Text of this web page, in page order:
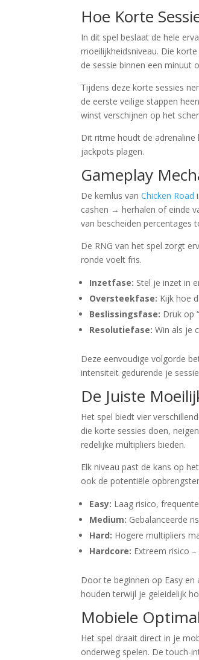
Hoe Korte
In dit spel beslaat de hele
moeilijkheidsniveau. Die
de sessie binnen een minuut
Tijdens deze korte sessies
de eerste veilige stappen
winst verschijnen op het
Dit ritme houdt de
jackpots plagen.
Gameplay
De kernlus vanChicken Road
cashen → herhalen of einde
van bescheiden percentages
De RNG van het spel zorgt
ronde voelt fris.
Inzetfase: Stel je inzet in
Oversteekfase: Kijk hoe
Beslissingsfase: Druk op
Resolutiefase: Win als je
Deze eenvoudige volgorde
intensiteit gedurende je
De Juiste
Het spel biedt vier
die korte sessies doen,
redelijke multipliers bieden.
Elk niveau past de kans op
ook de potentiële
Easy: Laag risico,
Medium: Gebalanceerde
Hard: Hogere multipliers
Hardcore: Extreem risico
Door te beginnen op Easy
houden terwijl je geleidelijk
Mobiele
Het spel draait direct in je
onderweg spelen. De touch-